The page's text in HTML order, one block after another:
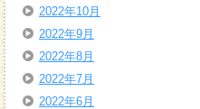
2022年10月
2022年9月
2022年8月
2022年7月
2022年6月